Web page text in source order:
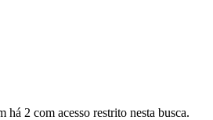
2 com acesso restrito nesta busca.